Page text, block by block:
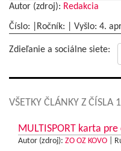
Autor (zdroj): Redakcia
Číslo: |Ročník: | Vyšlo: 4.
Zdieľanie a sociálne siete:
VŠETKY ČLÁNKY Z ČÍSLA
MULTISPORT karta pre
Autor (zdroj): ZO OZ KOVO